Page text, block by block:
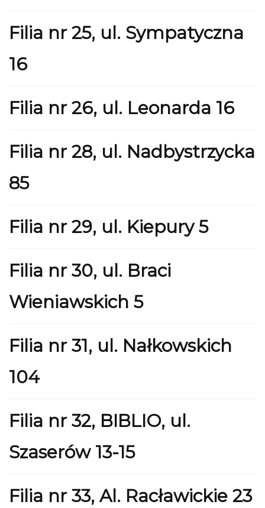
Filia nr 25, ul. Sympatyczna
16
Filia nr 26, ul. Leonarda 16
Filia nr 28, ul. Nadbystrzycka
85
Filia nr 29, ul. Kiepury 5
Filia nr 30, ul. Braci
Wieniawskich 5
Filia nr 31, ul. Nałkowskich
104
Filia nr 32, BIBLIO, ul.
Szaserów 13-15
Filia nr 33, Al. Racławickie 23